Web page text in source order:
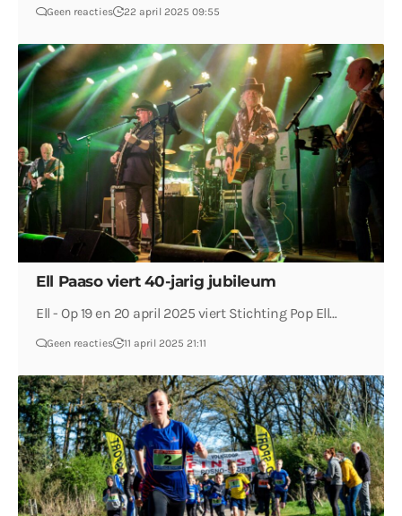
Geen reacties 22 april 2025 09:55
Ell Paaso viert 40-jarig jubileum
Ell - Op 19 en 20 april 2025 viert Stichting Pop Ell…
Geen reacties 11 april 2025 21:11